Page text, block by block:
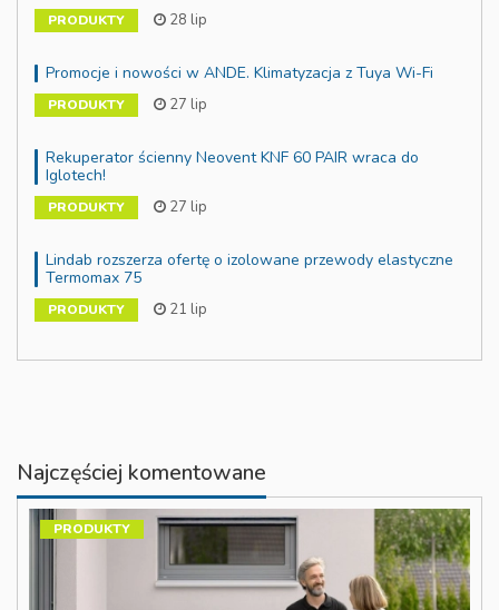
PRODUKTY 28 lip
Promocje i nowości w ANDE. Klimatyzacja z Tuya Wi-Fi
PRODUKTY 27 lip
Rekuperator ścienny Neovent KNF 60 PAIR wraca do
Iglotech!
PRODUKTY 27 lip
Lindab rozszerza ofertę o izolowane przewody elastyczne
Termomax 75
PRODUKTY 21 lip
Najczęściej komentowane
PRODUKTY